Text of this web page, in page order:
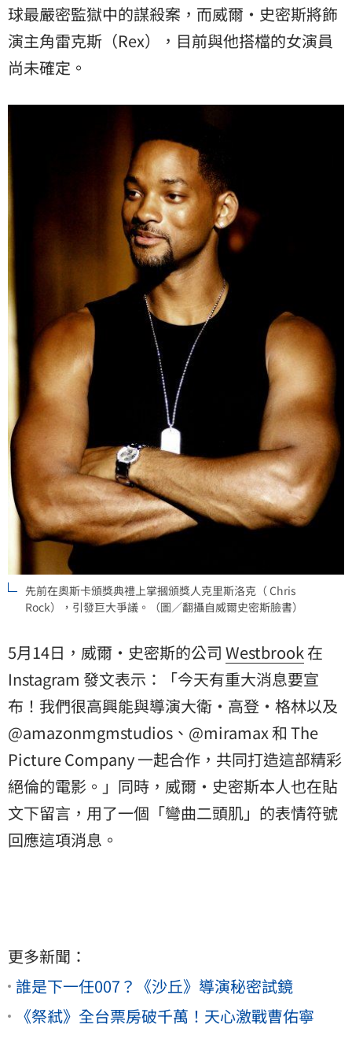
球最嚴密監獄中的謀殺案，而威爾·史密斯將飾
演主角雷克斯（Rex），目前與他搭檔的女演員
尚未確定。
先前在奧斯卡頒獎典禮上掌摑頒獎人克里斯洛克（ Chris
Rock），引發巨大爭議。（圖／翻攝自威爾史密斯臉書）
5月14日，威爾·史密斯的公司 Westbrook在
Instagram 發文表示：「今天有重大消息要宣
布！我們很高興能與導演大衛·高登·格林以及
@amazonmgmstudios、@miramax 和 The
Picture Company 一起合作，共同打造這部精彩
絕倫的電影。」同時，威爾·史密斯本人也在貼
文下留言，用了一個「彎曲二頭肌」的表情符號
回應這項消息。
更多新聞：
誰是下一任007？《沙丘》導演秘密試鏡
《祭弒》全台票房破千萬！天心激戰曹佑寧